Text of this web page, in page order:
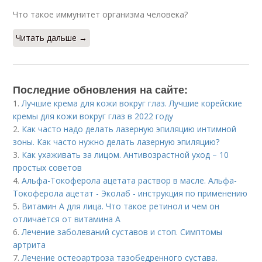
Что такое иммунитет организма человека?
Читать дальше →
Последние обновления на сайте:
1.Лучшие крема для кожи вокруг глаз. Лучшие корейские
кремы для кожи вокруг глаз в 2022 году
2. Как часто надо делать лазерную эпиляцию интимной
зоны. Как часто нужно делать лазерную эпиляцию?
3. Как ухаживать за лицом. Антивозрастной уход – 10
простых советов
4.Альфа-Токоферола ацетата раствор в масле. Альфа-
Токоферола ацетат - Эколаб - инструкция по применению
5. Витамин A для лица. Что такое ретинол и чем он
отличается от витамина А
6.Лечение заболеваний суставов и стоп. Симптомы
артрита
7.Лечение остеоартроза тазобедренного сустава.